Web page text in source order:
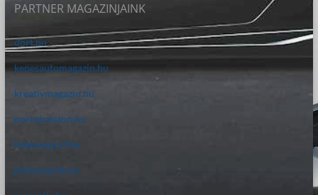
PARTNER MAGAZINJAINK
dort.hu
kepesautomagazin.hu
kreativmagazin.hu
portobalaton.hu
bikesupport.hu
pillanataink.hu